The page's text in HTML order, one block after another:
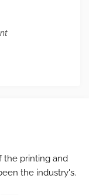
the printing and
the industry's.